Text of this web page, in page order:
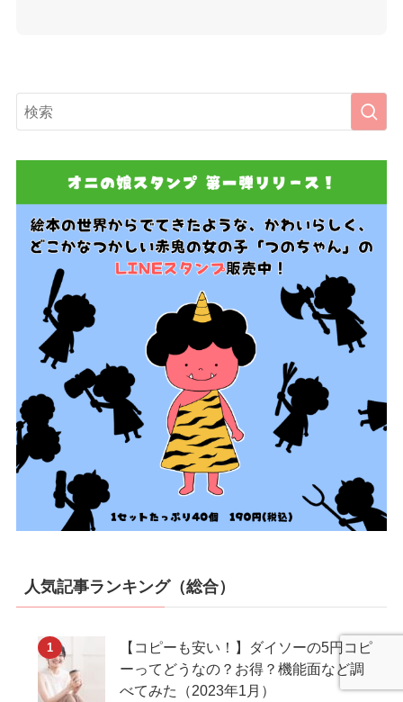
人気記事ランキング（総合）
【コピーも安い！】ダイソーの5円コピ
ーってどうなの？お得？機能面など調
べてみた（2023年1月）